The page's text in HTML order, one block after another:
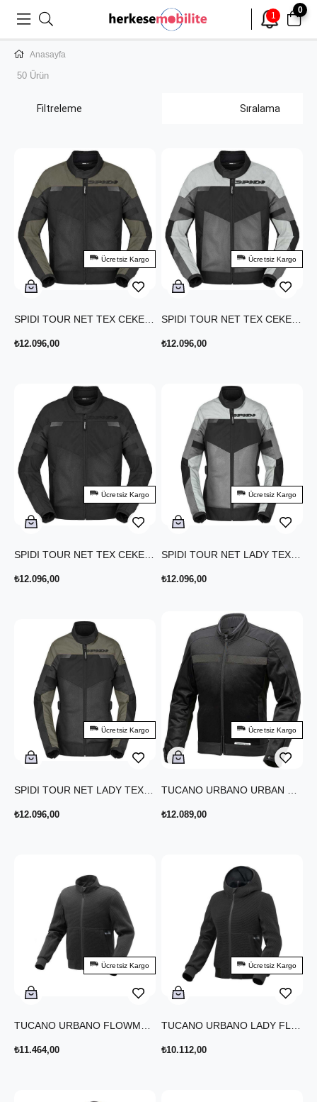
0
1
Anasayfa
50 Ürün
Filtreleme Sıralama
₺12.096,00
Ücretsiz Kargo
₺12.096,00
Ücretsiz Kargo
₺12.096,00
Ücretsiz Kargo
₺12.096,00
Ücretsiz Kargo
₺12.096,00
Ücretsiz Kargo
₺12.089,00
Ücretsiz Kargo
₺11.464,00
Ücretsiz Kargo
₺10.112,00
Ücretsiz Kargo